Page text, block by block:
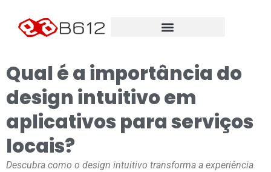
Qual é a importância do
design intuitivo em
aplicativos para serviços
locais?
Descubra como o design intuitivo transforma a experiência